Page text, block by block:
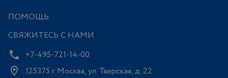
ПОМОЩЬ
СВЯЖИТЕСЬ С НАМИ
+7-495-721-14-00
125375 г. Москва, ул. Тверская, д. 22